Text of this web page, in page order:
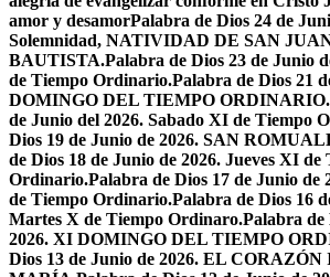
amor y desamorPalabra de Dios 24 de
Solemnidad, NATIVIDAD DE SAN
BAUTISTA.Palabra de Dios 23 de Junio
de Tiempo Ordinario.Palabra de Dios 21
DOMINGO DEL TIEMPO ORDINARIO.
de Junio del 2026. Sabado XI de Tiempo
Dios 19 de Junio de 2026. SAN
de Dios 18 de Junio de 2026. Jueves XI de
Ordinario.Palabra de Dios 17 de Junio de
de Tiempo Ordinario.Palabra de Dios 16
Martes X de Tiempo Ordinaro.Palabra de
2026. XI DOMINGO DEL TIEMPO
Dios 13 de Junio de 2026. EL